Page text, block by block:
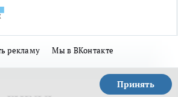
рекламу Мы в ВКонтакте
Принять